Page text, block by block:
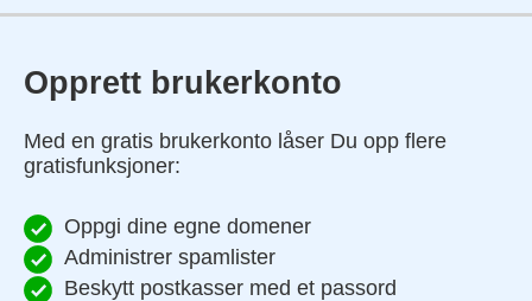
Opprett brukerkonto
Med en gratis brukerkonto låser Du opp flere
gratisfunksjoner:
Oppgi dine egne domener
Administrer spamlister
Beskytt postkasser med et passord